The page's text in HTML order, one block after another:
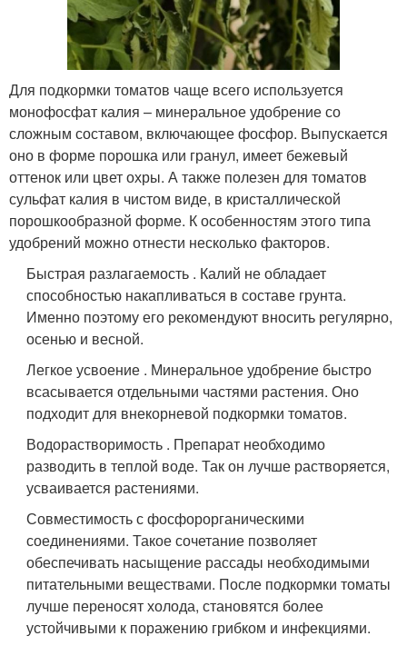
Для подкормки томатов чаще всего используется
монофосфат калия – минеральное удобрение со
сложным составом, включающее фосфор. Выпускается
оно в форме порошка или гранул, имеет бежевый
оттенок или цвет охры. А также полезен для томатов
сульфат калия в чистом виде, в кристаллической
порошкообразной форме. К особенностям этого типа
удобрений можно отнести несколько факторов.
Быстрая разлагаемость . Калий не обладает
способностью накапливаться в составе грунта.
Именно поэтому его рекомендуют вносить регулярно,
осенью и весной.
Легкое усвоение . Минеральное удобрение быстро
всасывается отдельными частями растения. Оно
подходит для внекорневой подкормки томатов.
Водорастворимость . Препарат необходимо
разводить в теплой воде. Так он лучше растворяется,
усваивается растениями.
Совместимость с фосфорорганическими
соединениями. Такое сочетание позволяет
обеспечивать насыщение рассады необходимыми
питательными веществами. После подкормки томаты
лучше переносят холода, становятся более
устойчивыми к поражению грибком и инфекциями.